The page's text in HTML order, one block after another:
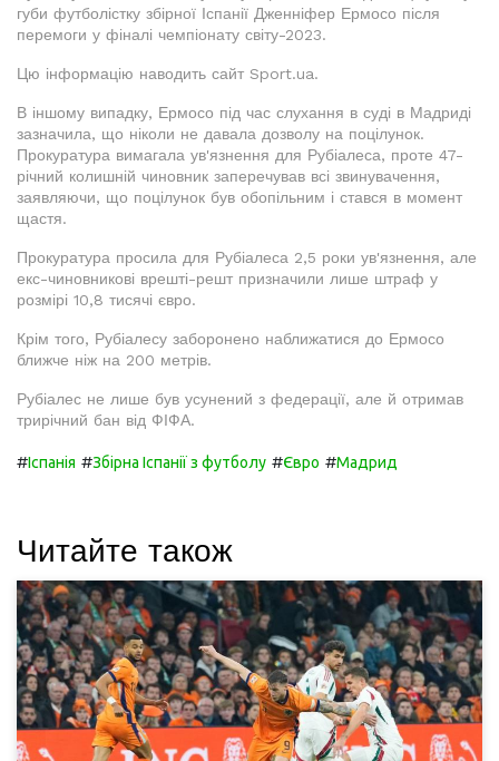
губи футболістку збірної Іспанії Дженніфер Ермосо після
перемоги у фіналі чемпіонату світу-2023.
Цю інформацію наводить сайт Sport.ua.
В іншому випадку, Ермосо під час слухання в суді в Мадриді
зазначила, що ніколи не давала дозволу на поцілунок.
Прокуратура вимагала ув'язнення для Рубіалеса, проте 47-
річний колишній чиновник заперечував всі звинувачення,
заявляючи, що поцілунок був обопільним і стався в момент
щастя.
Прокуратура просила для Рубіалеса 2,5 роки ув'язнення, але
екс-чиновникові врешті-решт призначили лише штраф у
розмірі 10,8 тисячі євро.
Крім того, Рубіалесу заборонено наближатися до Ермосо
ближче ніж на 200 метрів.
Рубіалес не лише був усунений з федерації, але й отримав
трирічний бан від ФІФА.
#Іспанія #Збірна Іспанії з футболу #Євро #Мадрид
Читайте також